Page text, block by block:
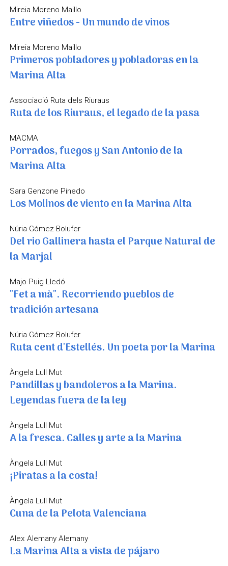
Mireia Moreno Maillo
Entre viñedos - Un mundo de vinos
Mireia Moreno Maillo
Primeros pobladores y pobladoras en la
Marina Alta
Associació Ruta dels Riuraus
Ruta de los Riuraus, el legado de la pasa
MACMA
Porrados, fuegos y San Antonio de la
Marina Alta
Sara Genzone Pinedo
Los Molinos de viento en la Marina Alta
Núria Gómez Bolufer
Del rio Gallinera hasta el Parque Natural de
la Marjal
Majo Puig Lledó
"Fet a mà". Recorriendo pueblos de
tradición artesana
Núria Gómez Bolufer
Ruta cent d'Estellés. Un poeta por la Marina
Àngela Lull Mut
Pandillas y bandoleros a la Marina.
Leyendas fuera de la ley
Àngela Lull Mut
A la fresca. Calles y arte a la Marina
Àngela Lull Mut
¡Piratas a la costa!
Àngela Lull Mut
Cuna de la Pelota Valenciana
Alex Alemany Alemany
La Marina Alta a vista de pájaro